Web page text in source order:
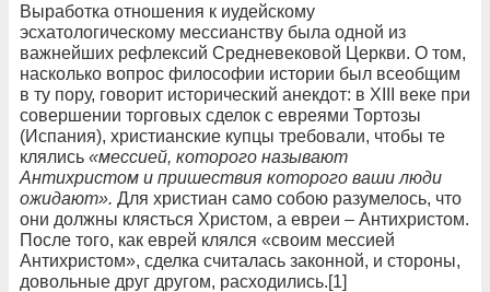
Выработка отношения к иудейскому
эсхатологическому мессианству была одной из
важнейших рефлексий Средневековой Церкви. О том,
насколько вопрос философии истории был всеобщим
в ту пору, говорит исторический анекдот: в XIII веке при
совершении торговых сделок с евреями Тортозы
(Испания), христианские купцы требовали, чтобы те
клялись «мессией, которого называют
Антихристом и пришествия которого ваши люди
ожидают». Для христиан само собою разумелось, что
они должны клясться Христом, а евреи – Антихристом.
После того, как еврей клялся «своим мессией
Антихристом», сделка считалась законной, и стороны,
довольные друг другом, расходились.[1]